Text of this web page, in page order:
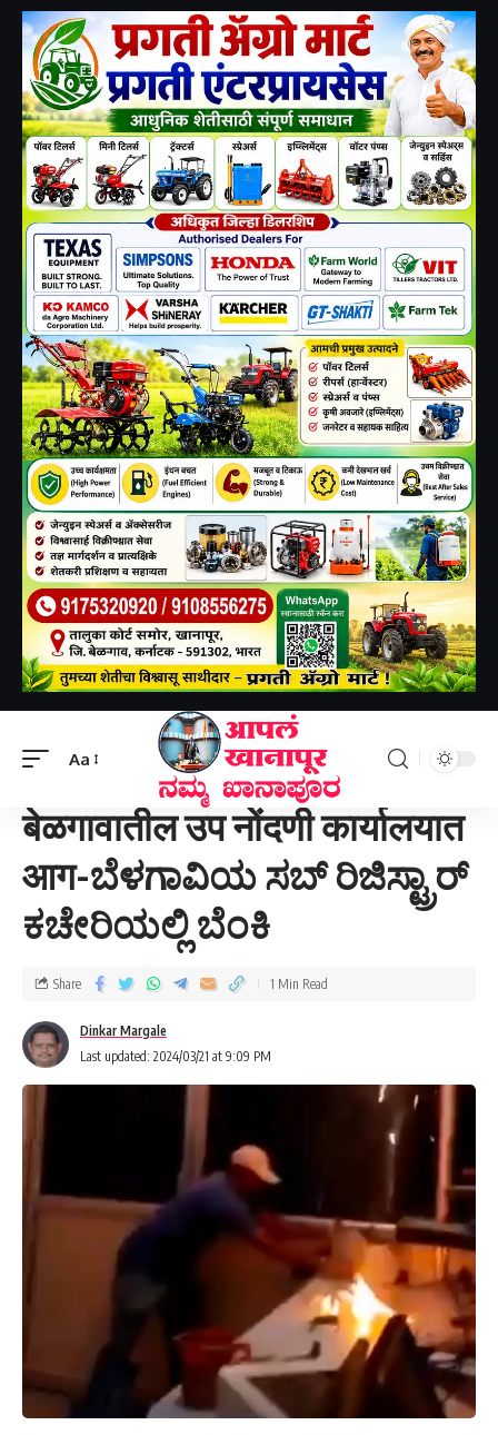
Aa
बेळगाव जिल्हा>बेळगावातील उप नोंदणी कार्यालयात आग-ಬೆಳಗಾವಿಯ ಸಬ್ ರಿಜಿಸ್ಟ್ರಾರ್ ಕಚೇರಿಯಲ್ಲಿ ಬೆಂಕಿ
बेळगावातील उप नोंदणी कार्यालयात
आग-ಬೆಳಗಾವಿಯ ಸಬ್ ರಿಜಿಸ್ಟ್ರಾರ್
ಕಚೇರಿಯಲ್ಲಿ ಬೆಂಕಿ
Last updated: 2024/03/21 at 9:09 PM
Dinkar Margale
Share 1 Min Read